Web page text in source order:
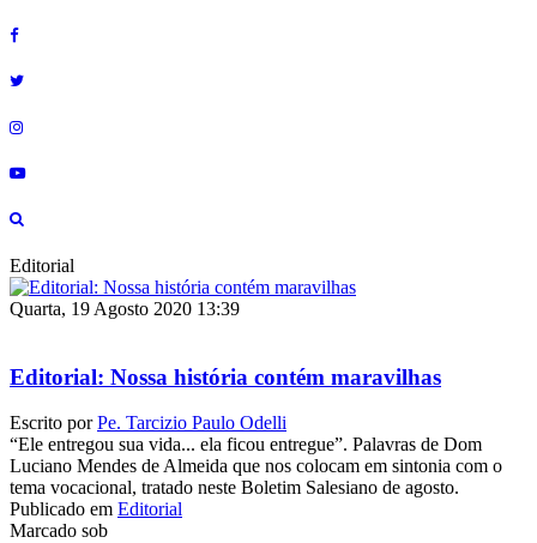
Editorial
Quarta, 19 Agosto 2020 13:39
Editorial: Nossa história contém maravilhas
Escrito porPe. Tarcizio Paulo Odelli
“Ele entregou sua vida... ela ficou entregue”. Palavras de Dom
Luciano Mendes de Almeida que nos colocam em sintonia com o
tema vocacional, tratado neste Boletim Salesiano de agosto.
Publicado em Editorial
Marcado sob